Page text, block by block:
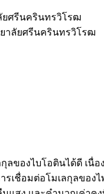
ยศรีนครินทรวิโรฒ
าลัยศรีนครินทรวิโรฒ
ของไบโอตินได้ดี เนื่
การเชื่อมต่อโมเลกุล